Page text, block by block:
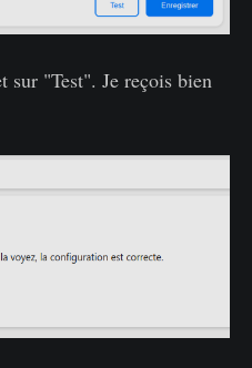
sur "Test". Je reçois bien